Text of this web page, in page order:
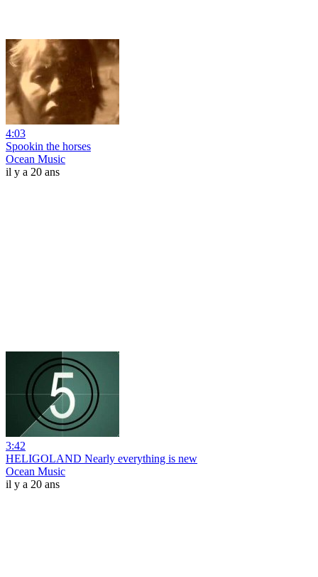
4:03
Spookin the horses
Ocean Music
il y a 20 ans
3:42
HELIGOLAND Nearly everything is new
Ocean Music
il y a 20 ans